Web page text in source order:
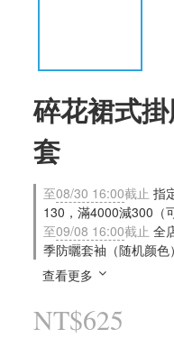
碎花裙式
套
至08/30 16:00截止 指
130，滿4000減300（
至09/08 16:00截止 全
季防曬套袖（随机颜色）
查看更多
NT$625